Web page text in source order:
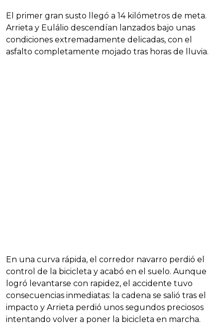
El primer gran susto llegó a 14 kilómetros de meta.
Arrieta y Eulálio descendían lanzados bajo unas
condiciones extremadamente delicadas, con el
asfalto completamente mojado tras horas de lluvia.
En una curva rápida, el corredor navarro perdió el
control de la bicicleta y acabó en el suelo. Aunque
logró levantarse con rapidez, el accidente tuvo
consecuencias inmediatas: la cadena se salió tras el
impacto y Arrieta perdió unos segundos preciosos
intentando volver a poner la bicicleta en marcha.